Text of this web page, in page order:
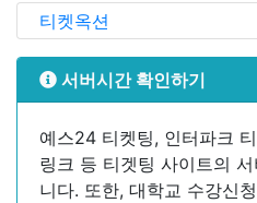
티켓옥션
서버시간 확인하기
예스24 티켓팅, 인터파크
링크 등 티겟팅 사이트의
니다. 또한, 대학교 수강신